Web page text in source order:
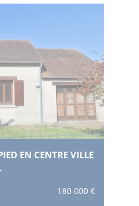
EN CENTRE VILLE
180 000 €